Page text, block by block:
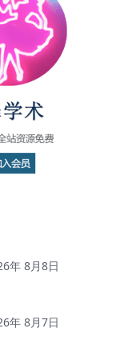
年 8月8日
年 8月7日